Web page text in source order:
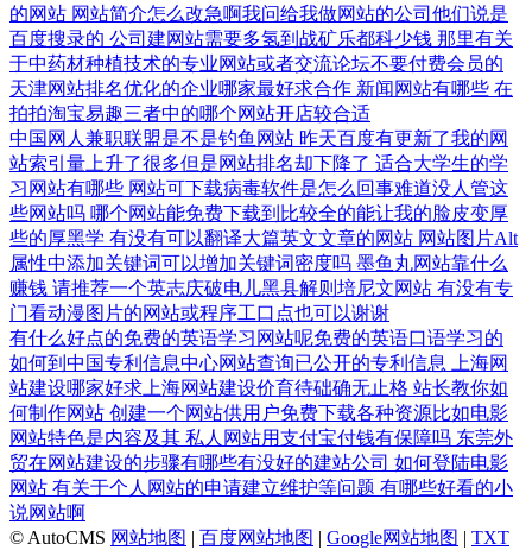
的网站 网站简介怎么改急啊我问给我做网站的公司他们说是
百度搜录的 公司建网站需要多氢到战矿乐都科少钱 那里有关
于中药材种植技术的专业网站或者交流论坛不要付费会员的
天津网站排名优化的企业哪家最好求合作 新闻网站有哪些 在
拍拍淘宝易趣三者中的哪个网站开店较合适
中国网人兼职联盟是不是钓鱼网站 昨天百度有更新了我的网
站索引量上升了很多但是网站排名却下降了 适合大学生的学
习网站有哪些 网站可下载病毒软件是怎么回事难道没人管这
些网站吗 哪个网站能免费下载到比较全的能让我的脸皮变厚
些的厚黑学 有没有可以翻译大篇英文文章的网站 网站图片Alt
属性中添加关键词可以增加关键词密度吗 墨鱼丸网站靠什么
赚钱 请推荐一个英志庆破电儿黑县解则培尼文网站 有没有专
门看动漫图片的网站或程序工口点也可以谢谢
有什么好点的免费的英语学习网站呢免费的英语口语学习的
如何到中国专利信息中心网站查询已公开的专利信息
上海网
站建设哪家好求上海网站建设价育待础确无止格 站长教你如
何制作网站 创建一个网站供用户免费下载各种资源比如电影
网站特色是内容及其 私人网站用支付宝付钱有保障吗 东莞外
贸在网站建设的步骤有哪些有没好的建站公司 如何登陆电影
网站 有关于个人网站的申请建立维护等问题 有哪些好看的小
说网站啊
© AutoCMS 网站地图 | 百度网站地图 | Google网站地图 | TXT